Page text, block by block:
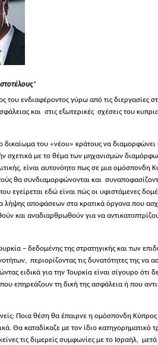
*
ενδιαφέροντος γύρω από τις διεργασίες
και στις εξωτερικές σχέσεις του
δικαίωμα του «νέου» κράτους να διαμορφώνει
σχετικά με το θέμα των μηχανισμών
είναι αυτονόητο πως σε μια ομόσπονδη
θα συνδιαμορφώνονται και
εγείρεται εδώ είναι πώς οι υφιστάμενες
λήψης αποφάσεων στα κρατικά όργανα που
και αναδιαρθρωθούν για να
– δεδομένης της στρατηγικής και των
περιορίζοντας τις δυνατότητες της να
ειδικά για την Τουρκία είναι σίγουρο ότι
επηρεάζουν τη δική της ασφάλεια ή που
Ποια θέση θα έπαιρνε η ομόσπονδη Κύπρος
Θα καταδίκαζε με τον ίδιο κατηγορηματικό
τις διμερείς συμφωνίες με το Ισραήλ,